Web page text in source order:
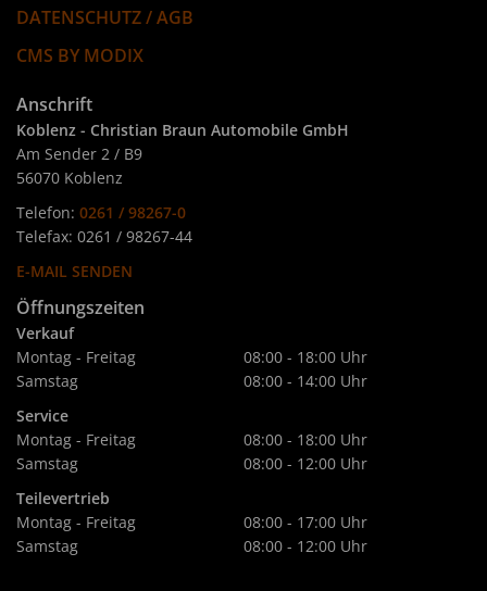
DATENSCHUTZ / AGB
CMS BY MODIX
Anschrift
Koblenz - Christian Braun Automobile GmbH
Am Sender 2 / B9
56070 Koblenz
Telefon: 0261 / 98267-0
Telefax: 0261 / 98267-44
E-MAIL SENDEN
Öffnungszeiten
Verkauf
Montag - Freitag
08:00 - 18:00 Uhr
Samstag
08:00 - 14:00 Uhr
Service
Montag - Freitag
08:00 - 18:00 Uhr
Samstag
08:00 - 12:00 Uhr
Teilevertrieb
Montag - Freitag
08:00 - 17:00 Uhr
Samstag
08:00 - 12:00 Uhr